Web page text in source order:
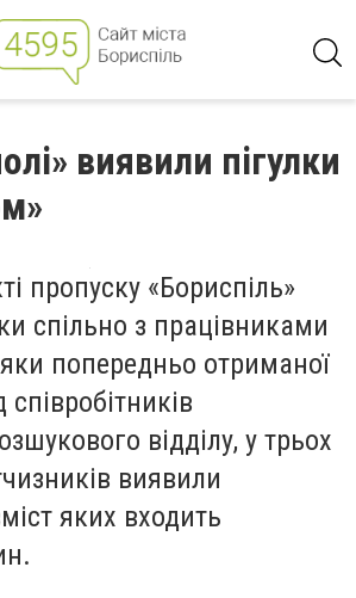
виявили пігулки
пропуску «Бориспіль»
спільно з працівниками
попередньо отриманої
співробітників
відділу, у трьох
виявили
яких входить